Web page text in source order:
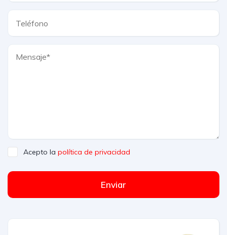
Acepto la política de privacidad
Enviar